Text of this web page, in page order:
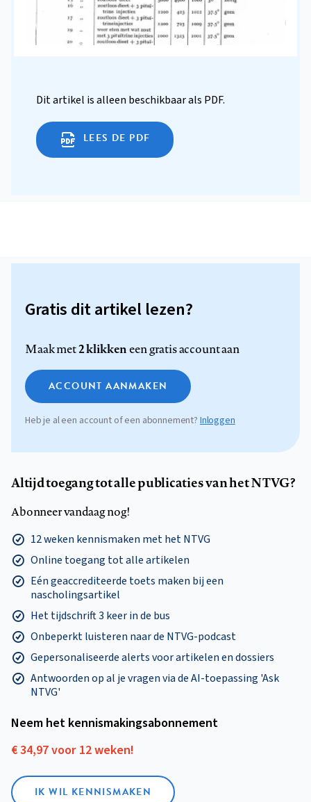
Dit artikel is alleen beschikbaar als PDF.
LEES DE PDF
Gratis dit artikel lezen?
Maak met2 klikkeneen gratis account aan
ACCOUNT AANMAKEN
Heb je al een account of een abonnement? Inloggen
Altijd toegang tot alle publicaties van het NTVG?
Abonneer vandaag nog!
12 weken kennismaken met het NTVG
Online toegang tot alle artikelen
Eén geaccrediteerde toets maken bij een
nascholingsartikel
Het tijdschrift 3 keer in de bus
Onbeperkt luisteren naar de NTVG-podcast
Gepersonaliseerde alerts voor artikelen en dossiers
Antwoorden op al je vragen via de AI-toepassing 'Ask
NTVG'
Neem het kennismakings­abonnement
€ 34,97 voor 12 weken!
IK WIL KENNISMAKEN